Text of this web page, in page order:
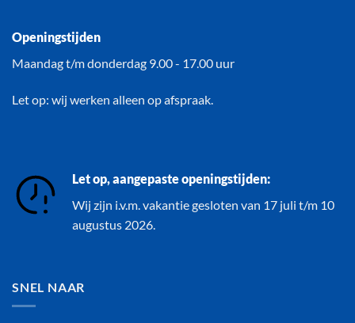
Openingstijden
Maandag t/m donderdag 9.00 - 17.00 uur
Let op: wij werken alleen op afspraak.
Let op, aangepaste openingstijden:
Wij zijn i.v.m. vakantie gesloten van 17 juli t/m 10
augustus 2026.
SNEL NAAR